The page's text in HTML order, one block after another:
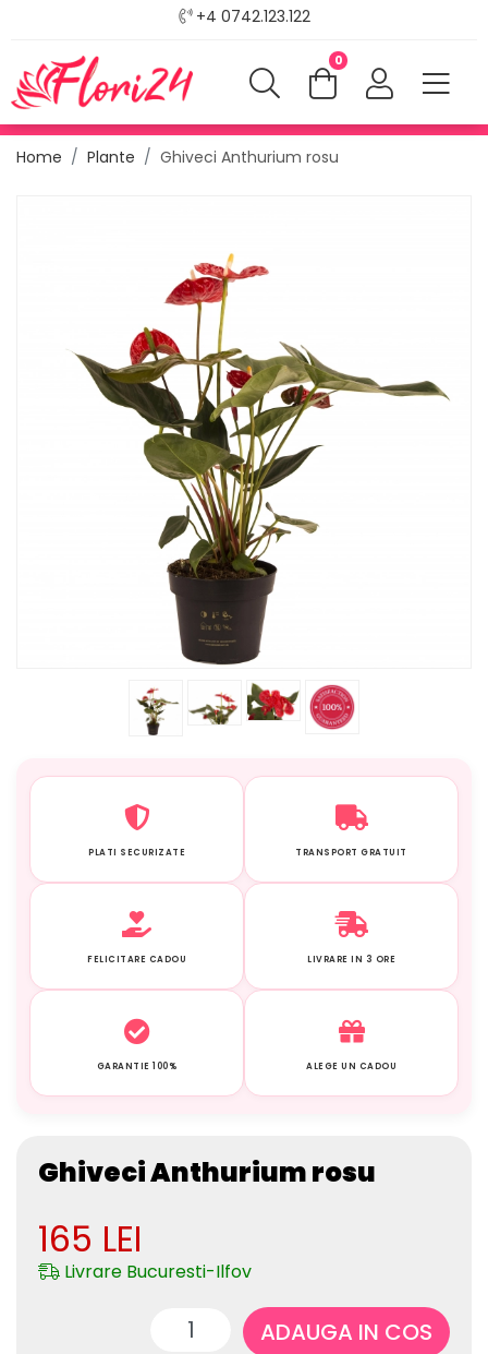
+4 0742.123.122
0
Home Plante Ghiveci Anthurium rosu
PLATI SECURIZATE TRANSPORT GRATUIT
FELICITARE CADOU LIVRARE IN 3 ORE
GARANTIE 100% ALEGE UN CADOU
Ghiveci Anthurium rosu
165 LEI
Livrare Bucuresti-Ilfov
ADAUGA IN COS